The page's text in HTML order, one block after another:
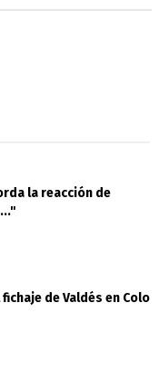
la reacción de
de Valdés en Colo